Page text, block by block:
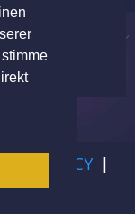
POLICY |